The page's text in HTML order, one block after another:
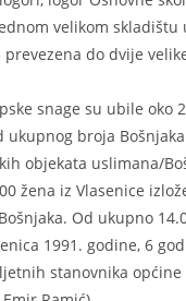
velikom skladištu
prevezena do dvije
snage su ubile oko
ukupnog broja
objekata uslimana/
žena iz Vlasenice
Od ukupno
1991. godine, 6
stanovnika